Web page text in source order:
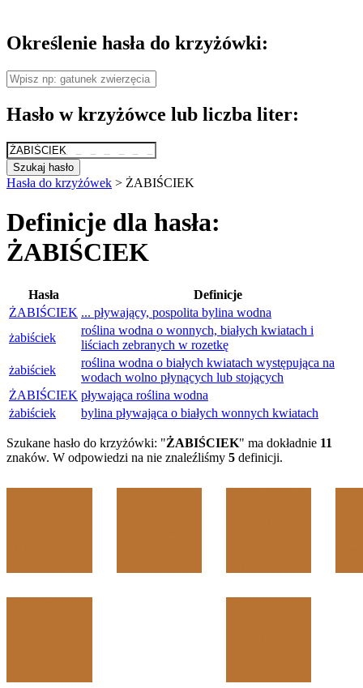
Określenie hasła do krzyżówki:
Hasło w krzyżówce lub liczba liter:
Szukaj hasło
Hasła do krzyżówek > ŻABIŚCIEK
Definicje dla hasła:
ŻABIŚCIEK
Hasła
Definicje
ŻABIŚCIEK ... pływający, pospolita bylina wodna
żabiściek
roślina wodna o wonnych, białych kwiatach i
liściach zebranych w rozetkę
żabiściek
roślina wodna o białych kwiatach występująca na
wodach wolno płynących lub stojących
ŻABIŚCIEK pływająca roślina wodna
żabiściek
bylina pływająca o białych wonnych kwiatach
Szukane hasło do krzyżówki: "ŻABIŚCIEK" ma dokładnie 11
znaków. W odpowiedzi na nie znaleźliśmy 5 definicji.